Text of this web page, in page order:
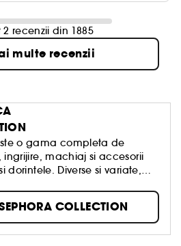
2 recenzii din 1885
multe recenzii
o gama completa de
machiaj si accesorii
dorintele. Diverse si variate,
cu respect pentru
produse au fost create
intr-o placere
distractiva si intotdeauna
COLLECTION